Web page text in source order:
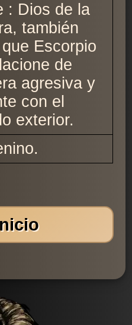
: Dios de la
también
Escorpio
de
agresiva y
con el
exterior.